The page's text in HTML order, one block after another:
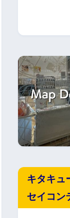
キタキュ
セイコン